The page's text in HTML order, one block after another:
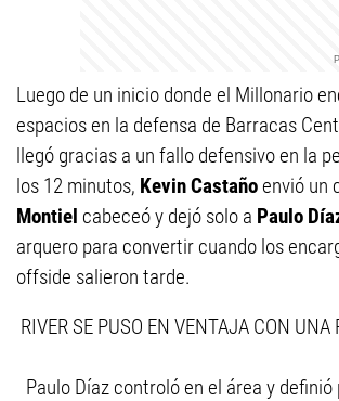
Luego de un inicio donde el Millonario
espacios en la defensa de Barracas
llegó gracias a un fallo defensivo en la
los 12 minutos, Kevin Castañoenvió un
Montiel cabeceó y dejó solo a Paulo
arquero para convertir cuando los
offside salieron tarde.
RIVER SE PUSO EN VENTAJA CON UNA
Paulo Díaz controló en el área y definió